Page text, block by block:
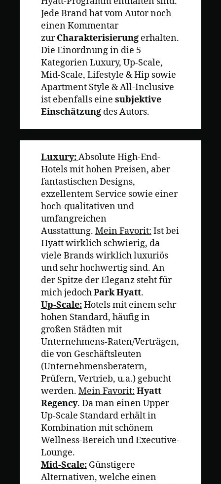
Jede Brand hat vom Autor noch
einen Kommentar
zurCharakterisierungerhalten.
Die Einordnung in die 5
Kategorien Luxury, Up-Scale,
Mid-Scale, Lifestyle & Hip sowie
Apartment Style & All-Inclusive
ist ebenfalls eine subjektive
Einschätzungdes Autors.
Luxury:Absolute High-End-
Hotels mit hohen Preisen, aber
fantastischen Designs,
exzellentem Service sowie einer
hoch-qualitativen und
umfangreichen
Ausstattung. Mein Favorit: Ist bei
Hyatt wirklich schwierig, da
viele Brands wirklich luxuriös
und sehr hochwertig sind. An
der Spitze der Eleganz steht für
mich jedochPark Hyatt.
Up-Scale:Hotels mit einem sehr
hohen Standard, häufig in
großen Städten mit
Unternehmens-Raten/Verträgen,
die von Geschäftsleuten
(Unternehmensberatern,
Prüfern, Vertrieb, u.a.) gebucht
werden. Mein Favorit: Hyatt
Regency. Da man einen Upper-
Up-Scale Standard erhält in
Kombination mit schönem
Wellness-Bereich und Executive-
Lounge.
Mid-Scale:Günstigere
Alternativen, welche einen